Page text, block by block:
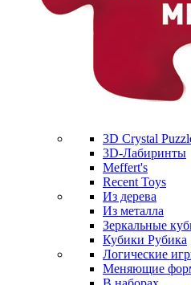
3D Crystal
3D-Лабиринты
Meffert's
Recent Toys
Из дерева
Из металла
Зеркальные
Кубики Рубика
Логические
Меняющие